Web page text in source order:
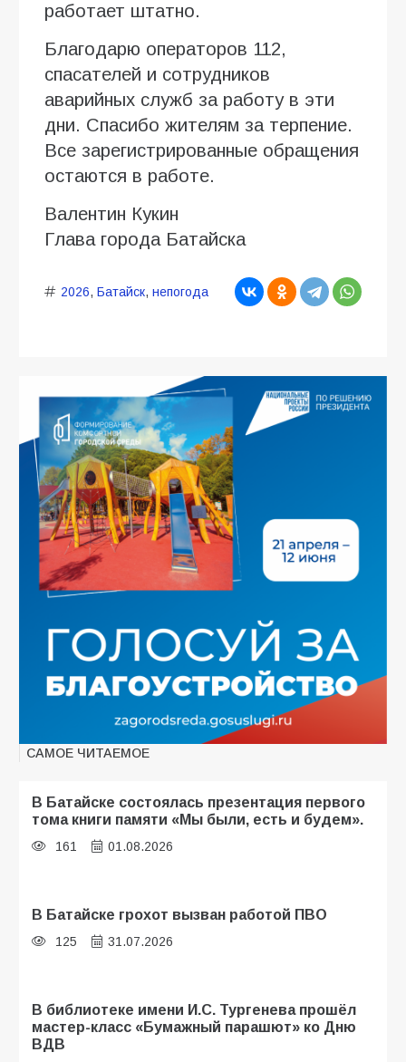
работает штатно.
Благодарю операторов 112,
спасателей и сотрудников
аварийных служб за работу в эти
дни. Спасибо жителям за терпение.
Все зарегистрированные обращения
остаются в работе.
Валентин Кукин
Глава города Батайска
2026, Батайск, непогода
САМОЕ ЧИТАЕМОЕ
В Батайске состоялась презентация первого
тома книги памяти «Мы были, есть и будем».
161 01.08.2026
В Батайске грохот вызван работой ПВО
125 31.07.2026
В библиотеке имени И.С. Тургенева прошёл
мастер-класс «Бумажный парашют» ко Дню
ВДВ